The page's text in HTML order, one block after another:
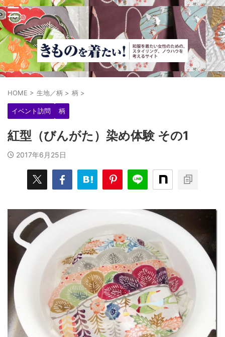
HOME > 生地／柄 > 柄 >
イベント訪問 柄
紅型（びんがた）染め体験 その1
2017年6月25日